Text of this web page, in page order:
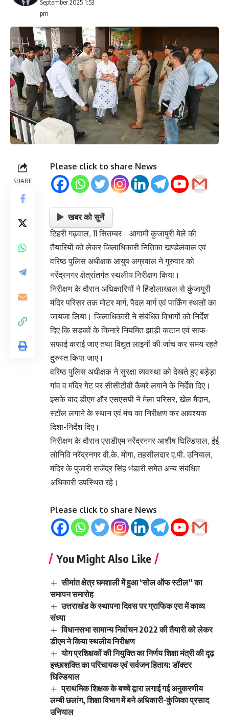
September 2025 1:53
pm
SHARE
Please click to share News
खबर को सुनें
टिहरी गढ़वाल, 11 सितम्बर। आगामी कुंजापुरी मेले की
तैयारियों को लेकर जिलाधिकारी नितिका खण्डेलवाल एवं
वरिष्ठ पुलिस अधीक्षक आयुष अग्रवाल ने गुरुवार को
नरेंद्रनगर क्षेत्रांतर्गत स्थलीय निरीक्षण किया।
निरीक्षण के दौरान अधिकारियों ने हिंडोलाखाल से कुंजापुरी
मंदिर परिसर तक मोटर मार्ग, पैदल मार्ग एवं पार्किंग स्थलों का
जायजा लिया। जिलाधिकारी ने संबंधित विभागों को निर्देश
दिए कि सड़कों के किनारे नियमित झाड़ी कटान एवं साफ-
सफाई कराई जाए तथा विद्युत लाइनों की जांच कर समय रहते
दुरुस्त किया जाए।
वरिष्ठ पुलिस अधीक्षक ने सुरक्षा व्यवस्था को देखते हुए बड़ेड़ा
गांव व मंदिर गेट पर सीसीटीवी कैमरे लगाने के निर्देश दिए।
इसके बाद डीएम और एसएसपी ने मेला परिसर, खेल मैदान,
स्टॉल लगाने के स्थान एवं मंच का निरीक्षण कर आवश्यक
दिशा-निर्देश दिए।
निरीक्षण के दौरान एसडीएम नरेंद्रनगर आशीष घिल्डियाल, ईई
लोनिवि नरेंद्रनगर वी.के. मोगा, तहसीलदार ए.पी. उनियाल,
मंदिर के पुजारी राजेंद्र सिंह भंडारी समेत अन्य संबंधित
अधिकारी उपस्थित रहे।
Please click to share News
You Might Also Like
सीमांत क्षेत्र घमशाली में हुआ ‘सोल ऑफ स्टील” का
समापन समारोह
उत्तराखंड के स्थापना दिवस पर ग्राफिक एरा में काव्य
संध्या
विधानसभा सामान्य निर्वाचन 2022 की तैयारी को लेकर
डीएम ने किया स्थलीय निरीक्षण
योग प्रशिक्षकों की नियुक्ति का निर्णय शिक्षा मंत्री की दृढ़
इच्छाशक्ति का परिचायक एवं सर्वजन हिताय: डॉक्टर
घिल्डियाल
प्राथमिक शिक्षक के बच्चे द्वारा लगाई गई अनुकरणीय
लम्बी छलांग, शिक्षा विभाग में बने अधिकारी-कुंजिका प्रसाद
उनियाल